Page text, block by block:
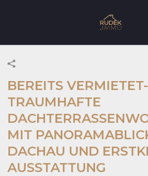
BEREITS VERMIETET-
TRAUMHAFTE
MIT
DACHAU UND
AUSSTATTUNG